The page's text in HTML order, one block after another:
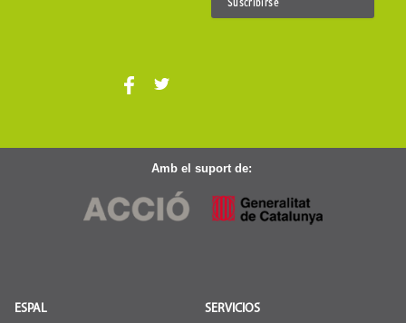
Amb el suport de:
ESPAL
SERVICIOS